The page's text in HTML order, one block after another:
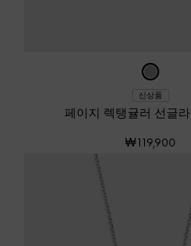
신상품
페이지 렉탱귤러 선글
₩119,900